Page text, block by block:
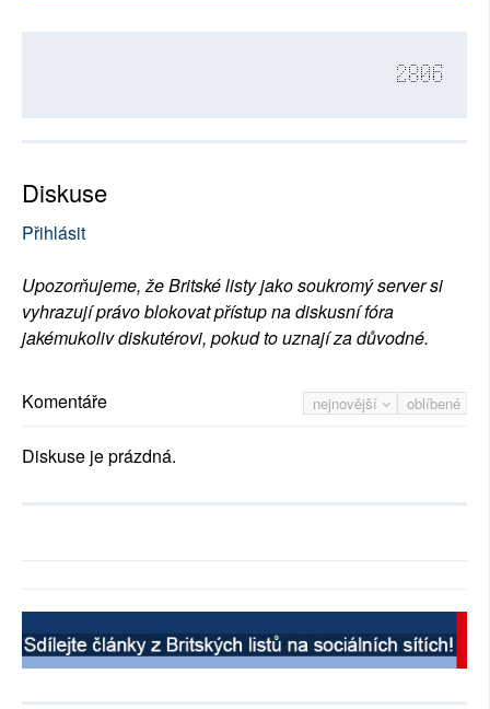
2806
Diskuse
Přihlásit
Upozorňujeme, že Britské listy jako soukromý server si
vyhrazují právo blokovat přístup na diskusní fóra
jakémukoliv diskutérovi, pokud to uznají za důvodné.
nejnovější oblíbené
Komentáře
Diskuse je prázdná.